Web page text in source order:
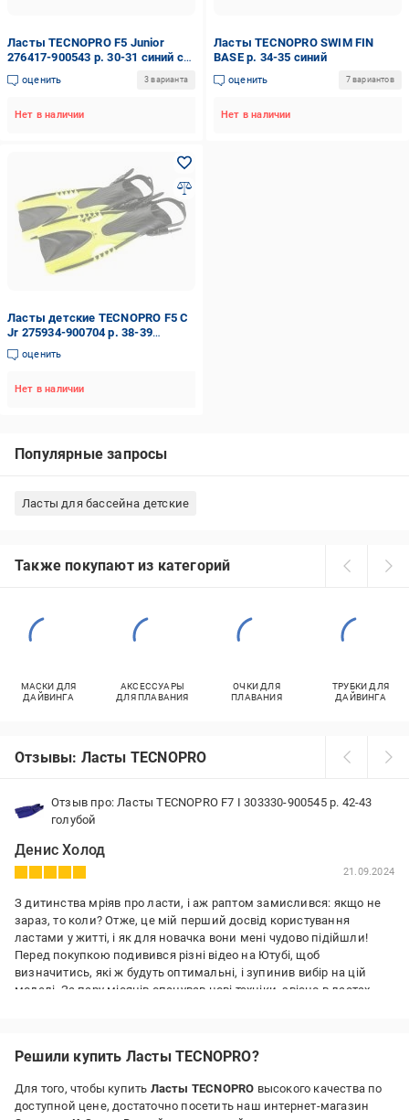
Ласты TECNOPRO F5 Junior
276417-900543 р. 30-31 синий с
черным
оценить 3 варианта
Нет в наличии
Ласты TECNOPRO SWIM FIN
BASE р. 34-35 синий
оценить 7 вариантов
Нет в наличии
Ласты детские TECNOPRO F5 C
Jr 275934-900704 р. 38-39
желтый с черным
оценить
Нет в наличии
Популярные запросы
Ласты для бассейна детские
Также покупают из категорий
МАСКИ ДЛЯ
ДАЙВИНГА
АКСЕССУАРЫ
ДЛЯ ПЛАВАНИЯ
ОЧКИ ДЛЯ
ПЛАВАНИЯ
ТРУБКИ ДЛЯ
ДАЙВИНГА
Отзывы: Ласты TECNOPRO
Отзыв про: Ласты TECNOPRO F7 I 303330-900545 р. 42-43
голубой
Денис Холод
21.09.2024
З дитинства мріяв про ласти, і аж раптом замислився: якщо не
зараз, то коли? Отже, це мій перший досвід користування
ластами у житті, і як для новачка вони мені чудово підійшли!
Перед покупкою подивився різні відео на Ютубі, щоб
визначитись, які ж будуть оптимальні, і зупинив вибір на цій
моделі. За пару місяців опанував нові техніки, звісно в ластах
моделями, котра не "заточена" під якісь особливі умови і
відкритих водоймах. Ласти легко надягаються і добре
тримаються на нозі не зважаючи на відсутність застібок, за
Решили купить Ласты TECNOPRO?
Для того, чтобы купить Ласты TECNOPRO высокого качества по
доступной цене, достаточно посетить наш интернет-магазин